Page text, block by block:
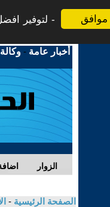
لتوفير
أخبار عامة -
الزوار
الصفحة الرئيسية -